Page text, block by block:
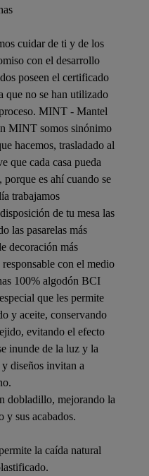
cuidar de ti y de los
con el desarrollo
poseen el certificado
no se han utilizado
MINT - Mantel
MINT somos sinónimo
hacemos, trasladado al
que cada casa pueda
es ahí cuando se
trabajamos
de tu mesa las
las pasarelas más
decoración más
con el medio
100% algodón BCI
que les permite
y aceite, conservando
evitando el efecto
inunde de la luz y la
diseños invitan a
dobladillo, mejorando la
y sus acabados.
la caída natural